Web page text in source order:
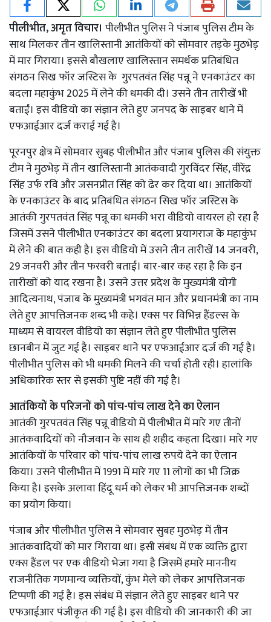
पीलीभीत, अमृत विचार। पीलीभीत पुलिस ने पंजाब पुलिस टीम के
साथ मिलकर तीन खालिस्तानी आतंकियों को सोमवार तड़के मुठभेड़
में मार गिराया। इससे बौखलाए खालिस्तान समर्थक प्रतिबंधित
संगठन सिख फॉर जस्टिस के गुरपतवंत सिंह पन्नू ने एनकाउंटर का
बदला महाकुंभ 2025 में लेने की धमकी दी। उसने तीन तारीखें भी
बताईं। इस वीडियो का संज्ञान लेते हुए जनपद के साइबर थाने में
एफआईआर दर्ज कराई गई है।
पूरनपुर क्षेत्र में सोमवार सुबह पीलीभीत और पंजाब पुलिस की संयुक्त
टीम ने मुठभेड़ में तीन खालिस्तानी आतंकवादी गुरविंदर सिंह, वीरेंद्र
सिंह उर्फ रवि और जसनप्रीत सिंह को ढेर कर दिया था। आतंकियों
के एनकाउंटर के बाद प्रतिबंधित संगठन सिख फॉर जस्टिस के
आतंकी गुरपतवंत सिंह पन्नू का धमकी भरा वीडियो वायरल हो रहा है
जिसमें उसने पीलीभीत एनकाउंटर का बदला प्रयागराज के महाकुंभ
में लेने की बात कही है। इस वीडियो में उसने तीन तारीखें 14 जनवरी,
29 जनवरी और तीन फरवरी बताईं। बार-बार कह रहा है कि इन
तारीखों को याद रखना है। उसने उत्तर प्रदेश के मुख्यमंत्री योगी
आदित्यनाथ, पंजाब के मुख्यमंत्री भगवंत मान और प्रधानमंत्री का नाम
लेते हुए आपत्तिजनक शब्द भी कहे। एक्स पर विभिन्न हैंडल्स के
माध्यम से वायरल वीडियो का संज्ञान लेते हुए पीलीभीत पुलिस
छानबीन में जुट गई है। साइबर थाने पर एफआईआर दर्ज की गई है।
पीलीभीत पुलिस को भी धमकी मिलने की चर्चा होती रही। हालांकि
अधिकारिक स्तर से इसकी पुष्टि नहीं की गई है।
आतंकियों के परिजनों को पांच-पांच लाख देने का ऐलान
आतंकी गुरपतवंत सिंह पन्नू वीडियो में पीलीभीत में मारे गए तीनों
आतंकवादियों को नौजवान के साथ ही शहीद कहता दिखा। मारे गए
आतंकियों के परिवार को पांच-पांच लाख रुपये देने का ऐलान
किया। उसने पीलीभीत में 1991 में मारे गए 11 लोगों का भी जिक्र
किया है। इसके अलावा हिंदू धर्म को लेकर भी आपत्तिजनक शब्दों
का प्रयोग किया।
पंजाब और पीलीभीत पुलिस ने सोमवार सुबह मुठभेड़ में तीन
आतंकवादियों को मार गिराया था। इसी संबंध में एक व्यक्ति द्वारा
एक्स हैंडल पर एक वीडियो भेजा गया है जिसमें हमारे माननीय
राजनीतिक गणमान्य व्यक्तियों, कुंभ मेले को लेकर आपत्तिजनक
टिप्पणी की गई है। इस संबंध में संज्ञान लेते हुए साइबर थाने पर
एफआईआर पंजीकृत की गई है। इस वीडियो की जानकारी की जा